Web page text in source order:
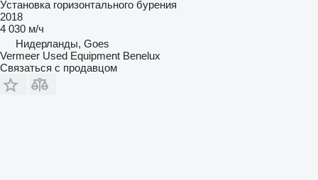
Установка горизонтального бурения
2018
4 030 м/ч
Нидерланды, Goes
Vermeer Used Equipment Benelux
Связаться с продавцом